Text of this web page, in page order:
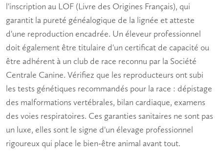
l'inscription au LOF (Livre des Origines Français), qui
garantit la pureté généalogique de la lignée et atteste
d'une reproduction encadrée. Un éleveur professionnel
doit également être titulaire d'un certificat de capacité ou
être adhérent à un club de race reconnu par la Société
Centrale Canine. Vérifiez que les reproducteurs ont subi
les tests génétiques recommandés pour la race : dépistage
des malformations vertébrales, bilan cardiaque, examens
des voies respiratoires. Ces garanties sanitaires ne sont pas
un luxe, elles sont le signe d'un élevage professionnel
rigoureux qui place le bien-être animal avant tout.